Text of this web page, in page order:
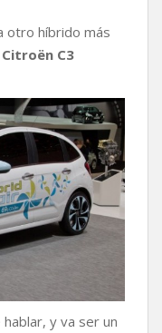
otro híbrido más
Citroën C3
y va ser un